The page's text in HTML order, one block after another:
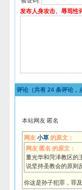
发布人身攻击、辱骂性
评论（共有 24 条评论，
本站网友 匿名
网友 小草 的原文：
网友 匿名 的原文：
董光华和菏泽教区的
说坚持圣教会的原则
你这是孙子犯罪，罪